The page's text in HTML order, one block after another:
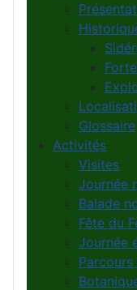
Glossaire
Activités
Visites
Journée
Balade
Fête du
Journée